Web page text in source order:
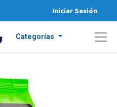
Iniciar Sesión
Categorías